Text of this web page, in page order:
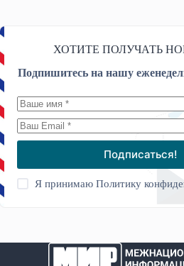
ХОТИТЕ ПОЛУЧАТЬ
Подпишитесь на нашу
Подписаться!
Я принимаюПолитику